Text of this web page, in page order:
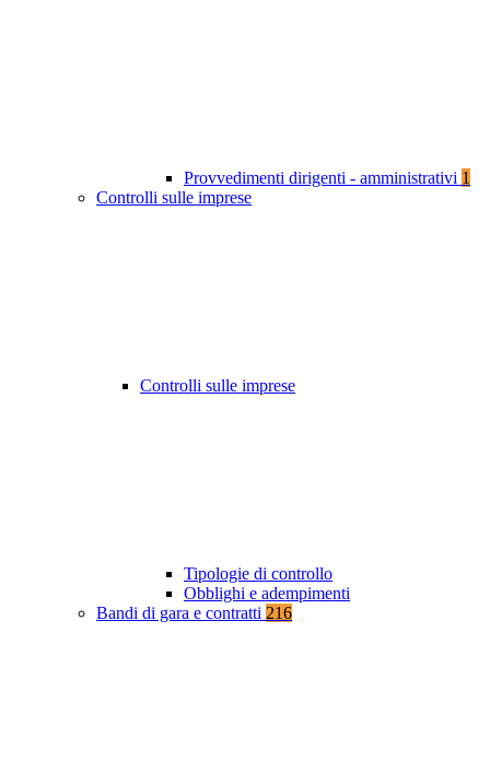
Provvedimenti dirigenti - amministrativi 1
Controlli sulle imprese
Controlli sulle imprese
Tipologie di controllo
Obblighi e adempimenti
Bandi di gara e contratti 216